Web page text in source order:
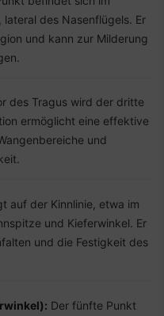
lateral des Nasenflügels. Er
und kann zur Milderung
des Tragus wird der dritte
ermöglicht eine effektive
und
auf der Kinnlinie, etwa im
und Kieferwinkel. Er
und die Festigkeit des
Der fünfte Punkt